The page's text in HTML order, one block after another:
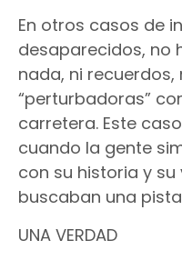
En otros casos de
desaparecidos, no
nada, ni recuerdos,
“perturbadoras”
carretera. Este
cuando la gente
con su historia y
buscaban una
UNA VERDAD